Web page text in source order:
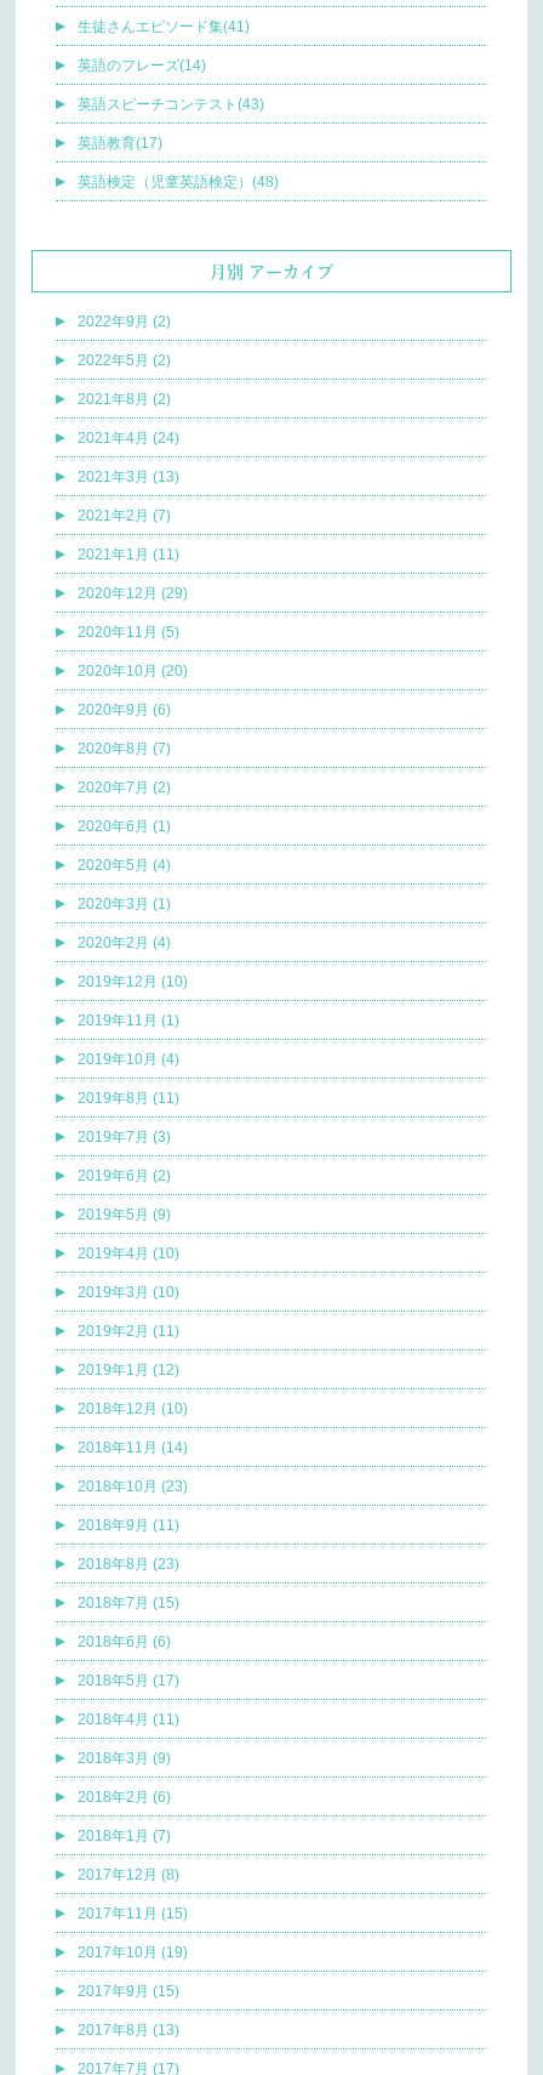
生徒さんエピソード集(41)
英語のフレーズ(14)
英語スピーチコンテスト(43)
英語教育(17)
英語検定（児童英語検定）(48)
月別 アーカイブ
2022年9月 (2)
2022年5月 (2)
2021年8月 (2)
2021年4月 (24)
2021年3月 (13)
2021年2月 (7)
2021年1月 (11)
2020年12月 (29)
2020年11月 (5)
2020年10月 (20)
2020年9月 (6)
2020年8月 (7)
2020年7月 (2)
2020年6月 (1)
2020年5月 (4)
2020年3月 (1)
2020年2月 (4)
2019年12月 (10)
2019年11月 (1)
2019年10月 (4)
2019年8月 (11)
2019年7月 (3)
2019年6月 (2)
2019年5月 (9)
2019年4月 (10)
2019年3月 (10)
2019年2月 (11)
2019年1月 (12)
2018年12月 (10)
2018年11月 (14)
2018年10月 (23)
2018年9月 (11)
2018年8月 (23)
2018年7月 (15)
2018年6月 (6)
2018年5月 (17)
2018年4月 (11)
2018年3月 (9)
2018年2月 (6)
2018年1月 (7)
2017年12月 (8)
2017年11月 (15)
2017年10月 (19)
2017年9月 (15)
2017年8月 (13)
2017年7月 (17)